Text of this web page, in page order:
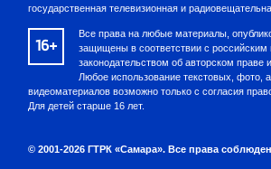
государственная телевизионная и
16+
Все права на любые материалы,
защищены в соответствии с
законодательством об авторском праве
Любое использование текстовых, фото,
видеоматериалов возможно только с согласия
Для детей старше 16 лет.
© 2001-2026 ГТРК «Самара». Все права